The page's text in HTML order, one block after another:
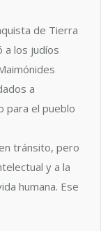
de Tierra
a los judíos
a
para el pueblo
tránsito, pero
y a la
humana. Ese